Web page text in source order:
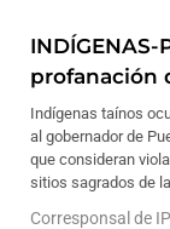
INDÍGENAS-
profanación
Indígenas taínos
al gobernador de
que consideran
sitios sagrados de
Corresponsal de